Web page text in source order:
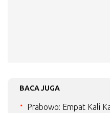
BACA JUGA
Prabowo: Empat Kali